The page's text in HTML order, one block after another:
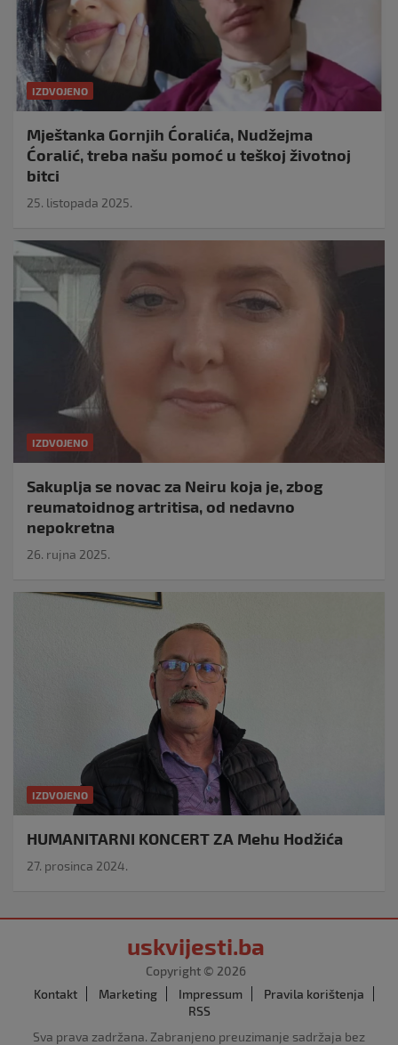
IZDVOJENO
Mještanka Gornjih Ćoralića, Nudžejma
Ćoralić, treba našu pomoć u teškoj životnoj
bitci
25. listopada 2025.
IZDVOJENO
Sakuplja se novac za Neiru koja je, zbog
reumatoidnog artritisa, od nedavno
nepokretna
26. rujna 2025.
IZDVOJENO
HUMANITARNI KONCERT ZA Mehu Hodžića
27. prosinca 2024.
uskvijesti.ba
Copyright © 2026
Kontakt
Marketing Impressum
Pravila korištenja
RSS
Sva prava zadržana. Zabranjeno preuzimanje sadržaja bez